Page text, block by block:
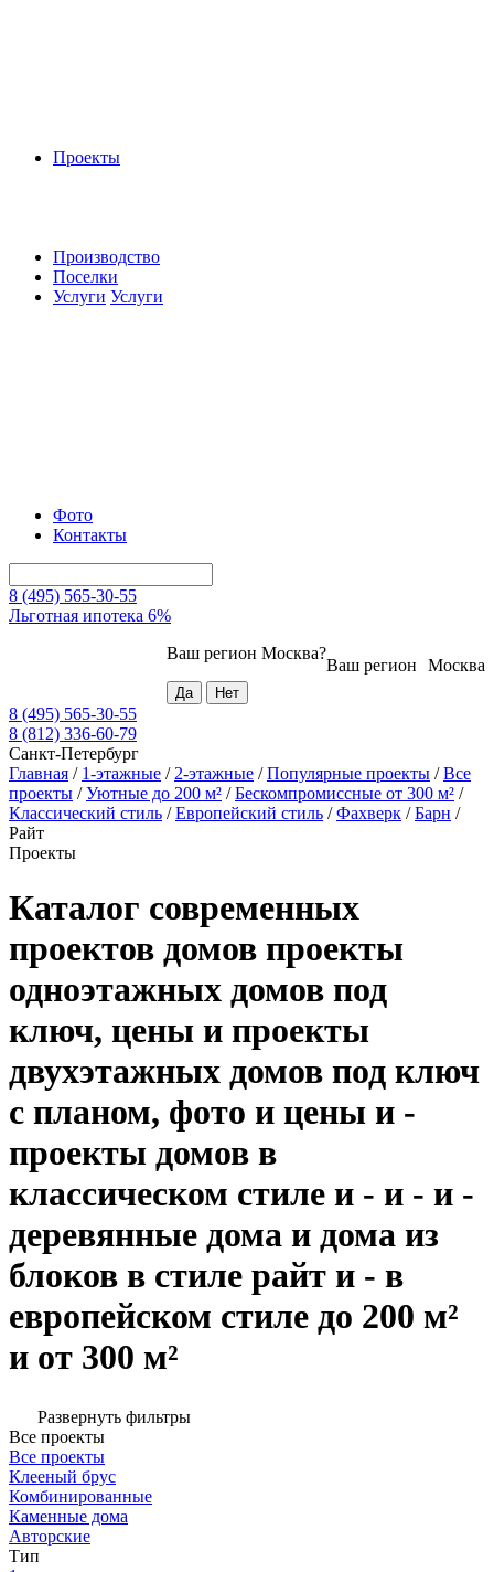
Проекты
Производство
Поселки
Услуги Услуги
Фото
Контакты
8 (495) 565-30-55
Льготная ипотека 6%
Москва
Ваш регион
Ваш регион Москва?
8 (495) 565-30-55
8 (812) 336-60-79
Санкт-Петербург
Главная / 1-этажные / 2-этажные /Популярные проекты /Все
проекты /Уютные до 200 м² /Бескомпромиссные от 300 м² /
Классический стиль /Европейский стиль /Фахверк /Барн /
Райт
Проекты
Каталог современных
проектов домов проекты
одноэтажных домов под
ключ, цены и проекты
двухэтажных домов под ключ
с планом, фото и цены и -
проекты домов в
классическом стиле и - и - и -
деревянные дома и дома из
блоков в стиле райт и - в
европейском стиле до 200 м²
и от 300 м²
Развернуть фильтры
Все проекты
Все проекты
Клееный брус
Комбинированные
Каменные дома
Авторские
Тип